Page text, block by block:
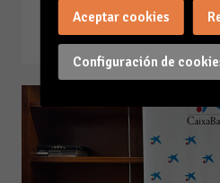
22-06-23
Leer la noticia
Configuración de
Aceptar cookies